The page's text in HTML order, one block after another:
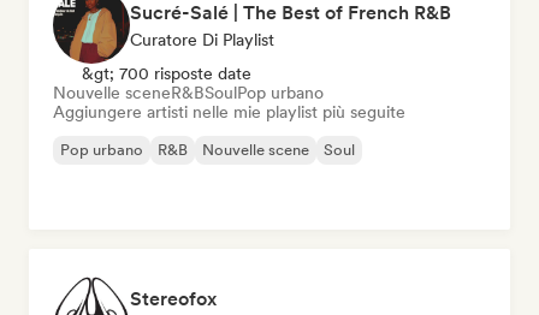
Sucré-Salé | The Best of French R&B
Curatore Di Playlist
&gt; 700 risposte date
Nouvelle sceneR&BSoulPop urbano
Aggiungere artisti nelle mie playlist più seguite
Pop urbano R&B Nouvelle scene Soul
Stereofox